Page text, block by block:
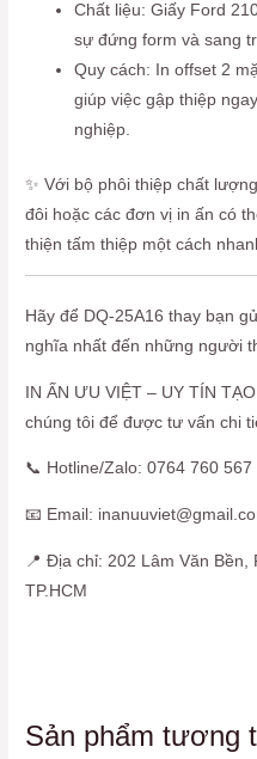
Chất liệu: Giấy Ford
sự đứng form và sang
Quy cách: In offset 2
giúp việc gập thiệp
nghiệp.
✨ Với bộ phôi thiệp chất
đôi hoặc các đơn vị in ấn có
thiện tấm thiệp một cách
Hãy để DQ-25A16 thay bạn
nghĩa nhất đến những người
IN ẤN ƯU VIỆT – UY TÍN
chúng tôi để được tư vấn chi
📞 Hotline/Zalo: 0764 760 567
📧 Email:
📍 Địa chỉ: 202 Lâm Văn Bền,
TP.HCM
Sản phẩm tương